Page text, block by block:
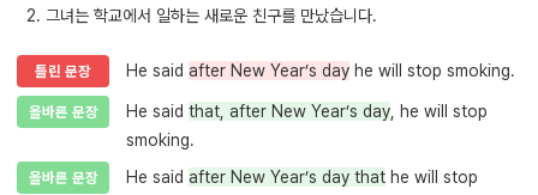
2. 그녀는 학교에서 일하는 새로운 친구를 만났습니다.
틀린 문장 He said after New Year’s day he will stop smoking.
올바른 문장 He said that, after New Year’s day, he will stop
smoking.
올바른 문장 He said after New Year’s day that he will stop